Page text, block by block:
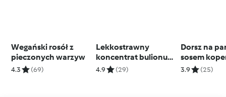
Wegański rosół z
pieczonych warzyw
4.3 (69)
Lekkostrawny
koncentrat bulionu
warzywnego
4.9 (29)
Dorsz na
sosem
3.9 (25)